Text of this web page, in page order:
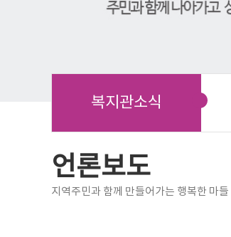
복지관소식
언론보도
지역주민과 함께 만들어가는 행복한 마들